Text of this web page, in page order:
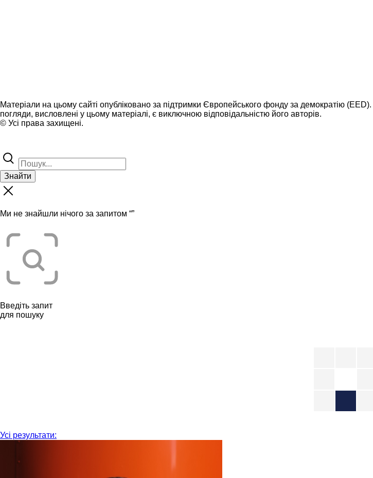
Матеріали на цьому сайті опубліковано за підтримки Європейського фонду за демократію
погляди, висловлені у цьому матеріалі, є виключною відповідальністю його авторів.
© Усі права захищені.
Знайти
Ми не знайшли нічого за запитом “”
Введіть запит
для пошуку
Усі результати: